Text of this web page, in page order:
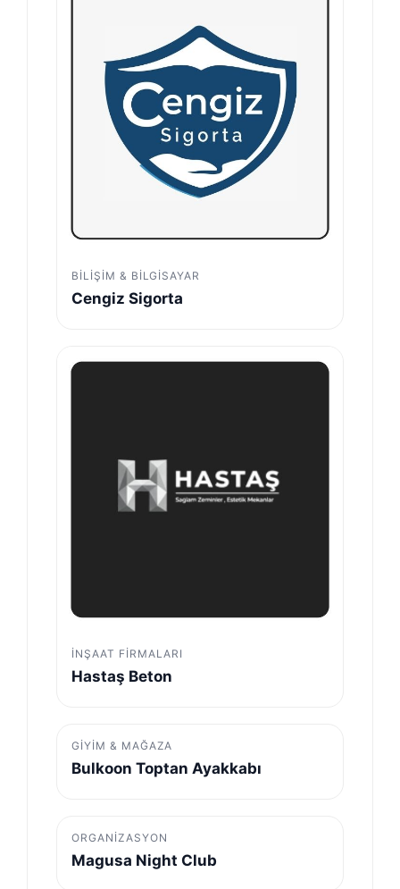
BILIŞIM & BILGISAYAR
Cengiz Sigorta
İNŞAAT FIRMALARI
Hastaş Beton
GIYIM & MAĞAZA
Bulkoon Toptan Ayakkabı
ORGANIZASYON
Magusa Night Club